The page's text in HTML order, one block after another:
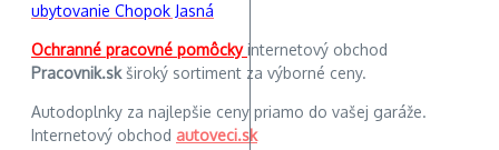
ubytovanie Chopok Jasná
Ochranné pracovné pomôckyinternetový obchod
Pracovnik.skširoký sortiment za výborné ceny.
Autodoplnky za najlepšie ceny priamo do vašej garáže.
Internetový obchod autoveci.sk